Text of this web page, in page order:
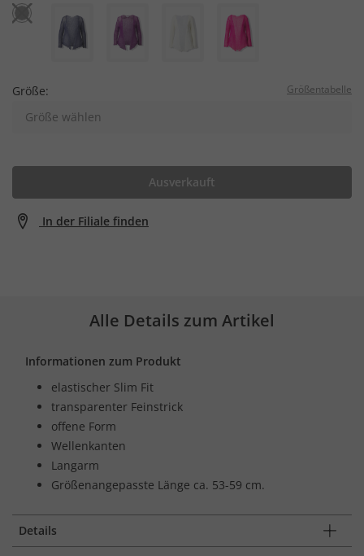
Größe: Größentabelle
Größe wählen
Ausverkauft
In der Filiale finden
Alle Details zum Artikel
Informationen zum Produkt
elastischer Slim Fit
transparenter Feinstrick
offene Form
Wellenkanten
Langarm
Größenangepasste Länge ca. 53-59 cm.
Details